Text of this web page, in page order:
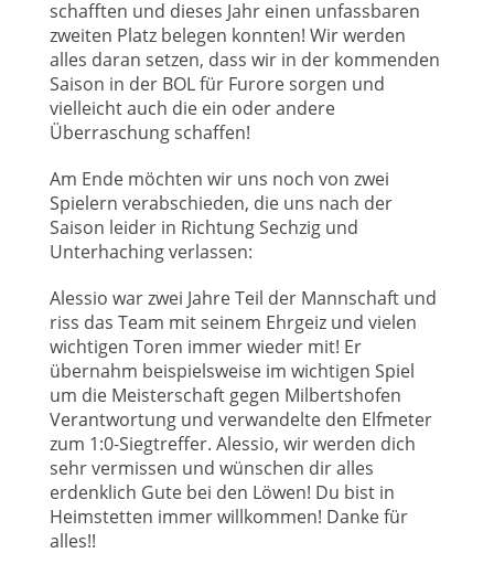
schafften und dieses Jahr einen unfassbaren
zweiten Platz belegen konnten! Wir werden
alles daran setzen, dass wir in der kommenden
Saison in der BOL für Furore sorgen und
vielleicht auch die ein oder andere
Überraschung schaffen!
Am Ende möchten wir uns noch von zwei
Spielern verabschieden, die uns nach der
Saison leider in Richtung Sechzig und
Unterhaching verlassen:
Alessio war zwei Jahre Teil der Mannschaft und
riss das Team mit seinem Ehrgeiz und vielen
wichtigen Toren immer wieder mit! Er
übernahm beispielsweise im wichtigen Spiel
um die Meisterschaft gegen Milbertshofen
Verantwortung und verwandelte den Elfmeter
zum 1:0-Siegtreffer. Alessio, wir werden dich
sehr vermissen und wünschen dir alles
erdenklich Gute bei den Löwen! Du bist in
Heimstetten immer willkommen! Danke für
alles!!